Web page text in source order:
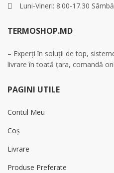
Luni-Vineri: 8.00-17.30
TERMOSHOP.MD
– Experți în soluții de top,
livrare în toată țara, comandă
PAGINI UTILE
Contul Meu
Coș
Livrare
Produse Preferate